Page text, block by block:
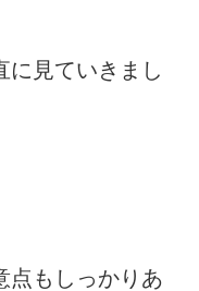
に見ていきまし
点もしっかりあ